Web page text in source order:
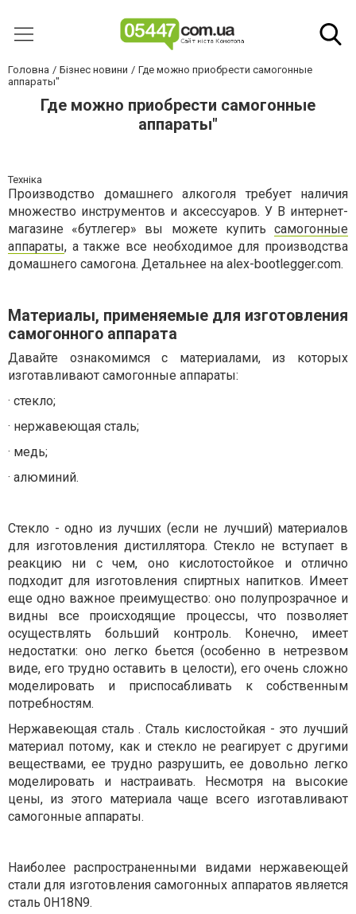
Головна Бізнес новини
Где можно приобрести самогонные
аппараты"
Где можно приобрести самогонные
аппараты"
Техніка
Производство домашнего алкоголя требует наличия
множество инструментов и аксессуаров. У В интернет-
магазине «бутлегер» вы можете купить самогонные
аппараты, а также все необходимое для производства
домашнего самогона. Детальнее на alex-bootlegger.com.
Материалы, применяемые для изготовления
самогонного аппарата
Давайте ознакомимся с материалами, из которых
изготавливают самогонные аппараты:
· стекло;
· нержавеющая сталь;
· медь;
· алюминий.
Стекло - одно из лучших (если не лучший) материалов
для изготовления дистиллятора. Стекло не вступает в
реакцию ни с чем, оно кислотостойкое и отлично
подходит для изготовления спиртных напитков. Имеет
еще одно важное преимущество: оно полупрозрачное и
видны все происходящие процессы, что позволяет
осуществлять больший контроль. Конечно, имеет
недостатки: оно легко бьется (особенно в нетрезвом
виде, его трудно оставить в целости), его очень сложно
моделировать и приспосабливать к собственным
потребностям.
Нержавеющая сталь . Сталь кислостойкая - это лучший
материал потому, как и стекло не реагирует с другими
веществами, ее трудно разрушить, ее довольно легко
моделировать и настраивать. Несмотря на высокие
цены, из этого материала чаще всего изготавливают
самогонные аппараты.
Наиболее распространенными видами нержавеющей
стали для изготовления самогонных аппаратов является
сталь 0H18N9.